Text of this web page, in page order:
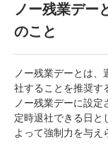
ノー残業デー
のこと
ノー残業デーとは
社することを推奨す
ノー残業デーに設
定時退社できる日と
よって強制力を与え